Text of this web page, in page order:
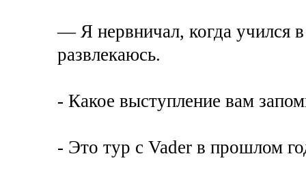
— Я нервничал, когда учился
развлекаюсь.
- Какое выступление вам
- Это тур с Vader в прошлом